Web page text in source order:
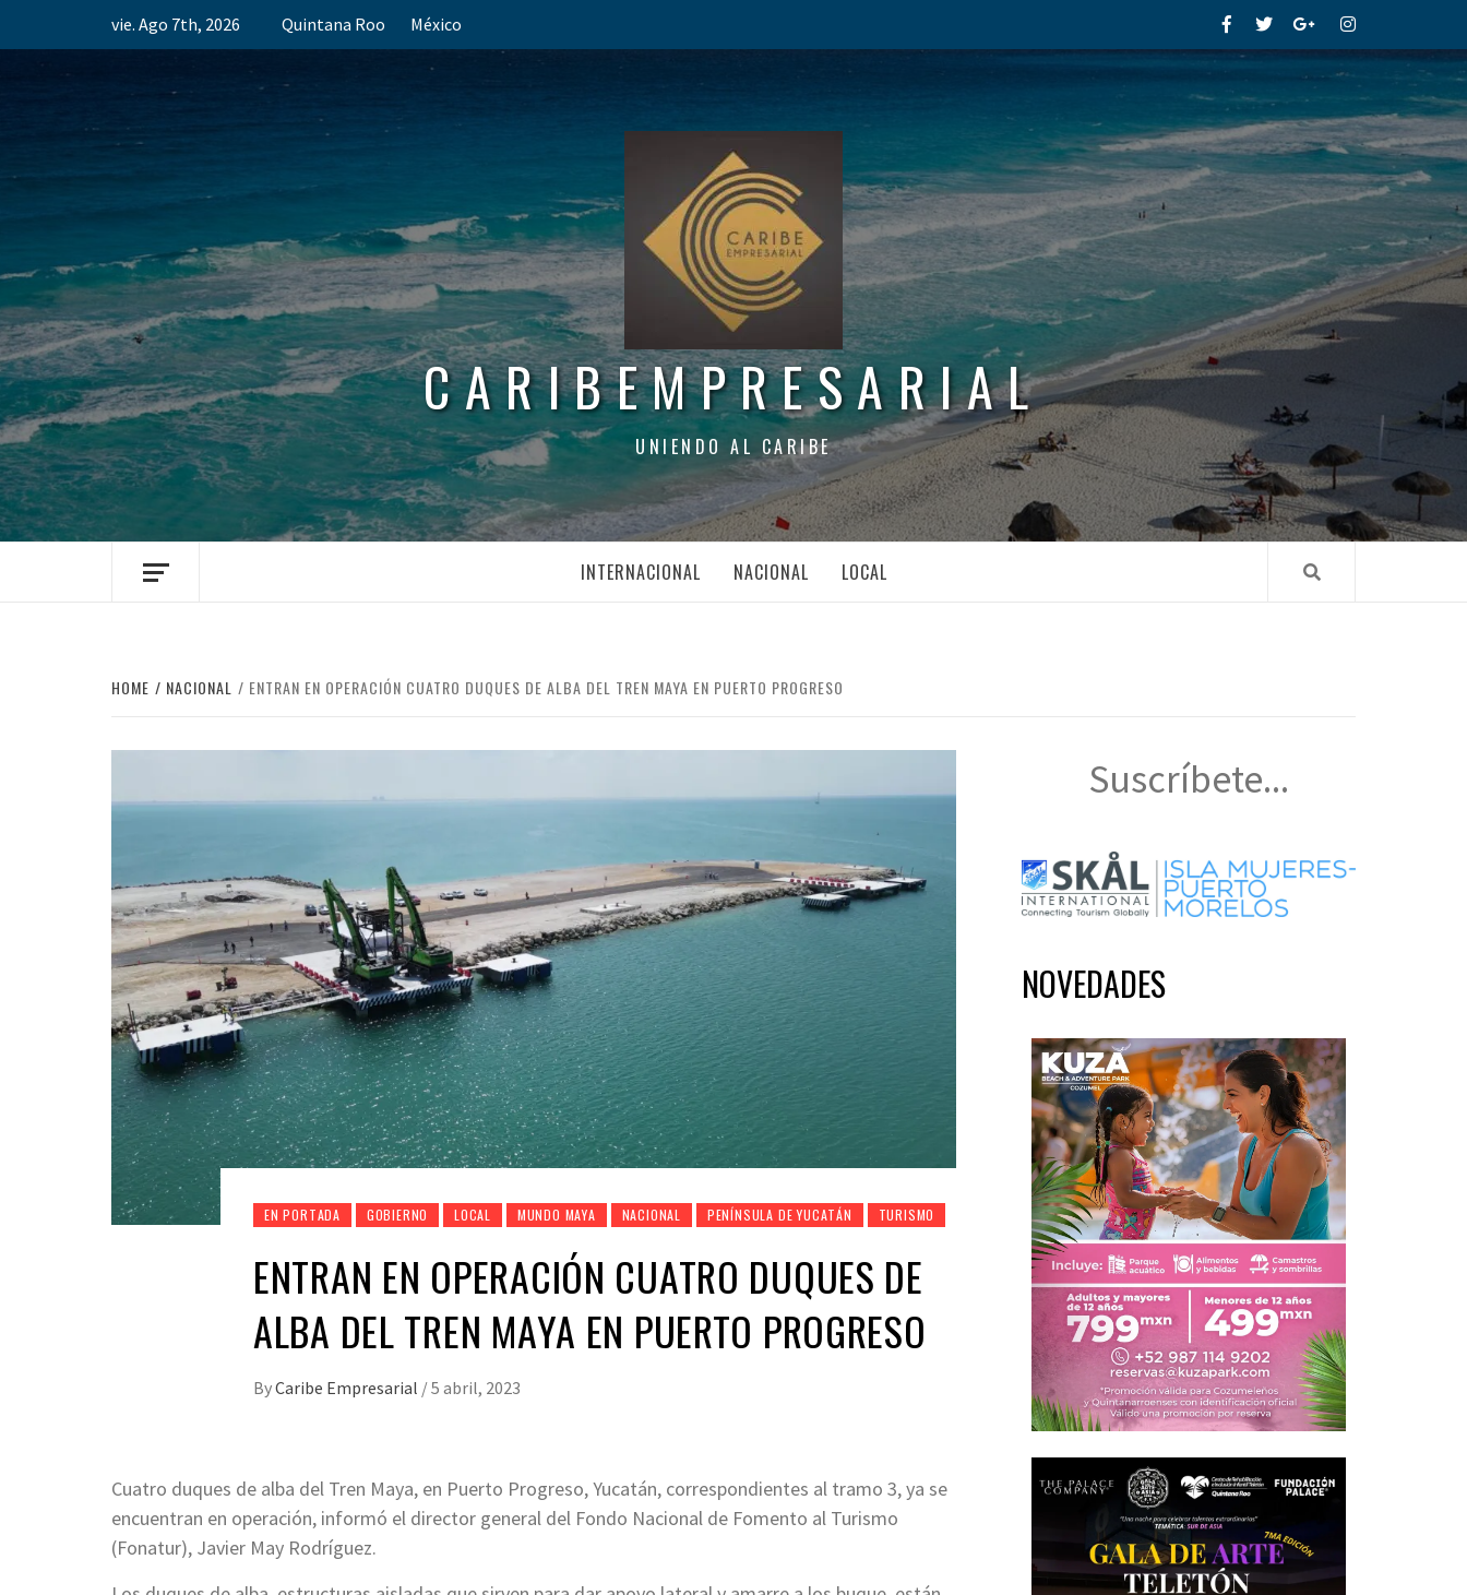
vie. Ago 7th, 2026 Quintana Roo México FacebookTwitterGoogle+Instagram
CARIBEMPRESARIAL
UNIENDO AL CARIBE
INTERNACIONAL NACIONAL LOCAL
HOME NACIONAL ENTRAN EN OPERACIÓN CUATRO DUQUES DE ALBA DEL TREN MAYA EN PUERTO PROGRESO
EN PORTADA GOBIERNO LOCAL MUNDO MAYA NACIONAL PENÍNSULA DE YUCATÁN TURISMO
ENTRAN EN OPERACIÓN CUATRO DUQUES DE
ALBA DEL TREN MAYA EN PUERTO PROGRESO
ByCaribe Empresarial /5 abril, 2023
Cuatro duques de alba del Tren Maya, en Puerto Progreso, Yucatán, correspondientes al tramo 3, ya se
encuentran en operación, informó el director general del Fondo Nacional de Fomento al Turismo
(Fonatur), Javier May Rodríguez.
Suscríbete...
NOVEDADES